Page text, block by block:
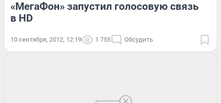
«МегаФон» запустил голосовую связь
в HD
10 сентября, 2012, 12:19 1 755 Обсудить